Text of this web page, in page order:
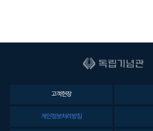
고객헌장
개인정보처리방침